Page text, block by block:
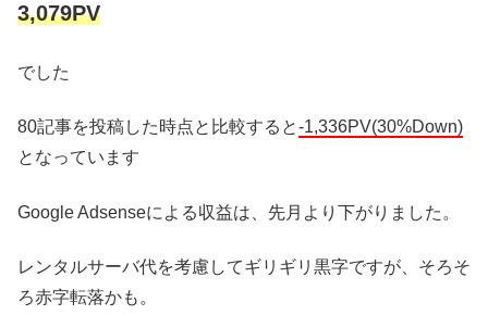
3,079PV
でした
80記事を投稿した時点と比較すると-1,336PV(30%Down)
となっています
Google Adsenseによる収益は、先月より下がりました。
レンタルサーバ代を考慮してギリギリ黒字ですが、そろそ
ろ赤字転落かも。